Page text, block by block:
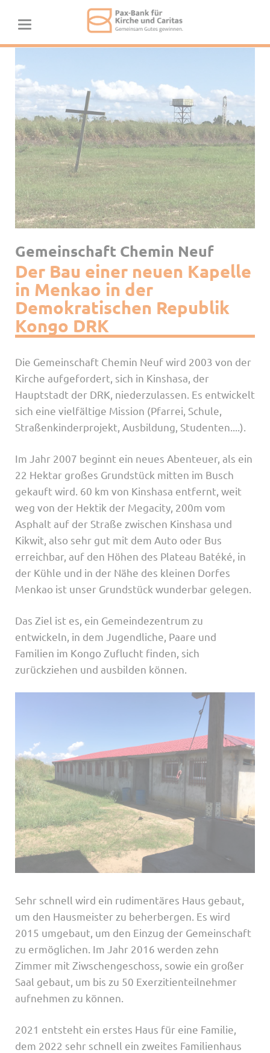
Gemeinschaft Chemin Neuf
Der Bau einer neuen Kapelle
in Menkao in der
Demokratischen Republik
Kongo DRK
Die Gemeinschaft Chemin Neuf wird 2003 von der
Kirche aufgefordert, sich in Kinshasa, der
Hauptstadt der DRK, niederzulassen. Es entwickelt
sich eine vielfältige Mission (Pfarrei, Schule,
Straßenkinderprojekt, Ausbildung, Studenten....).
Im Jahr 2007 beginnt ein neues Abenteuer, als ein
22 Hektar großes Grundstück mitten im Busch
gekauft wird. 60 km von Kinshasa entfernt, weit
weg von der Hektik der Megacity, 200m vom
Asphalt auf der Straße zwischen Kinshasa und
Kikwit, also sehr gut mit dem Auto oder Bus
erreichbar, auf den Höhen des Plateau Batéké, in
der Kühle und in der Nähe des kleinen Dorfes
Menkao ist unser Grundstück wunderbar gelegen.
Das Ziel ist es, ein Gemeindezentrum zu
entwickeln, in dem Jugendliche, Paare und
Familien im Kongo Zuflucht finden, sich
zurückziehen und ausbilden können.
Sehr schnell wird ein rudimentäres Haus gebaut,
um den Hausmeister zu beherbergen. Es wird
2015 umgebaut, um den Einzug der Gemeinschaft
zu ermöglichen. Im Jahr 2016 werden zehn
Zimmer mit Ziwschengeschoss, sowie ein großer
Saal gebaut, um bis zu 50 Exerzitienteilnehmer
aufnehmen zu können.
2021 entsteht ein erstes Haus für eine Familie,
dem 2022 sehr schnell ein zweites Familienhaus